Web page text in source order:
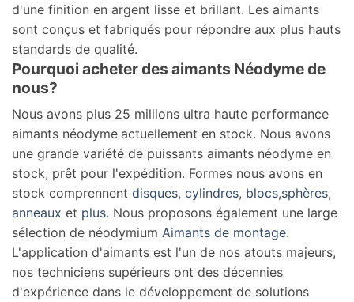
d'une finition en argent lisse et brillant. Les aimants
sont conçus et fabriqués pour répondre aux plus hauts
standards de qualité.
Pourquoi acheter des aimants Néodyme de
nous?
Nous avons plus 25 millions ultra haute performance
aimants néodyme actuellement en stock. Nous avons
une grande variété de puissants aimants néodyme en
stock, prêt pour l'expédition. Formes nous avons en
stock comprennent disques, cylindres, blocs,sphères,
anneaux et plus. Nous proposons également une large
sélection de néodymium Aimants de montage.
L'application d'aimants est l'un de nos atouts majeurs,
nos techniciens supérieurs ont des décennies
d'expérience dans le développement de solutions